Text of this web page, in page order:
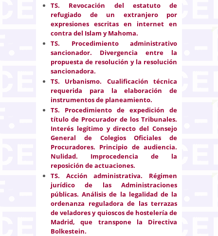
TS.
Revocación del estatuto de
refugiado de un extranjero por
expresiones escritas en internet en
contra del Islam y Mahoma.
TS. Procedimiento administrativo
sancionador. Divergencia entre la
propuesta de resolución y la resolución
sancionadora.
TS. Urbanismo. Cualificación técnica
requerida para la elaboración de
instrumentos de planeamiento.
TS. Procedimiento de expedición de
título de Procurador de los Tribunales.
Interés legítimo y directo del Consejo
General de Colegios Oficiales de
Procuradores. Principio de audiencia.
Nulidad. Improcedencia de la
reposición de actuaciones.
TS. Acción administrativa. Régimen
jurídico de las Administraciones
públicas. Análisis de la legalidad de la
ordenanza reguladora de las terrazas
de veladores y quioscos de hostelería de
Madrid, que transpone la Directiva
Bolkestein.